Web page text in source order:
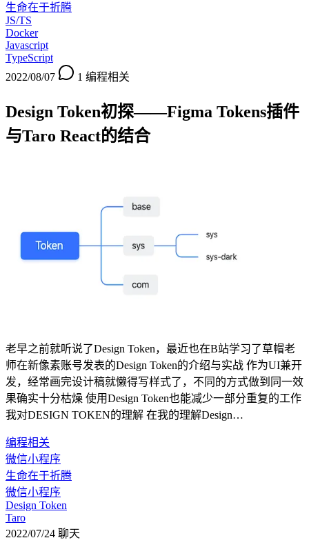
生命在于折腾
JS/TS
Docker
Javascript
TypeScript
2022/08/07
1 编程相关
Design Token初探——Figma Tokens插件
与Taro React的结合
老早之前就听说了Design Token，最近也在B站学习了草帽老
师在新像素账号发表的Design Token的介绍与实战 作为UI兼开
发，经常画完设计稿就懒得写样式了，不同的方式做到同一效
果确实十分枯燥 使用Design Token也能减少一部分重复的工作
我对DESIGN TOKEN的理解 在我的理解Design…
编程相关
微信小程序
生命在于折腾
微信小程序
Design Token
Taro
2022/07/24 聊天